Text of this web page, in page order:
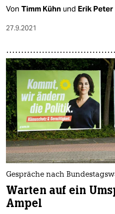
Von Timm Kühn und Erik Peter
27.9.2021
Gespräche nach
Warten auf ein
Ampel